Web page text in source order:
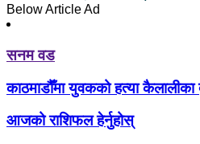
Below Article Ad
सनम वड
काठमाडौँमा युवकको हत्या
आजको राशिफल हेर्नुहोस्